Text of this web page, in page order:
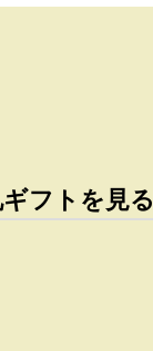
フトを見る